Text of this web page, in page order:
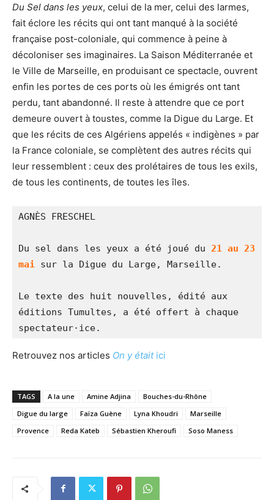
Du Sel dans les yeux, celui de la mer, celui des larmes,
fait éclore les récits qui ont tant manqué à la société
française post-coloniale, qui commence à peine à
décoloniser ses imaginaires. La Saison Méditerranée et
le Ville de Marseille, en produisant ce spectacle, ouvrent
enfin les portes de ces ports où les émigrés ont tant
perdu, tant abandonné. Il reste à attendre que ce port
demeure ouvert à toustes, comme la Digue du Large. Et
que les récits de ces Algériens appelés « indigènes » par
la France coloniale, se complètent des autres récits qui
leur ressemblent : ceux des prolétaires de tous les exils,
de tous les continents, de toutes les îles.
AGNÈS FRESCHEL
Du sel dans les yeux a été joué du 21 au 23
mai sur la Digue du Large, Marseille.
Le texte des huit nouvelles, édité aux
éditions Tumultes, a été offert à chaque
spectateur·ice.
Retrouvez nos articles On y étaitici
TAGS A la une Amine Adjina
Bouches-du-Rhône
Digue du large
Faïza Guène Lyna Khoudri
Marseille
Provence
Reda Kateb Sébastien Kheroufi Soso Maness